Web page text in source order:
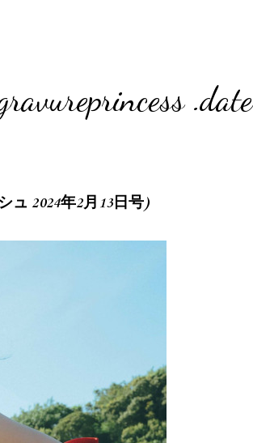
.date
ュ 2024年2月13日号)